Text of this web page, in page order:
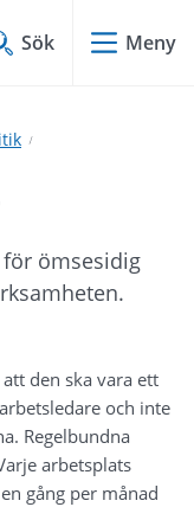
Sök Meny
ömsesidig
den ska vara ett
och inte
Regelbundna
arbetsplats
gång per månad